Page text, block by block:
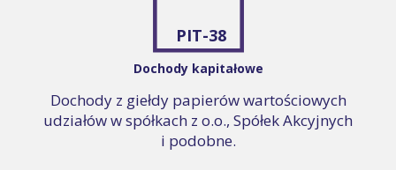
PIT-38
Dochody kapitałowe
Dochody z giełdy papierów wartościowych
udziałów w spółkach z o.o., Spółek Akcyjnych
i podobne.